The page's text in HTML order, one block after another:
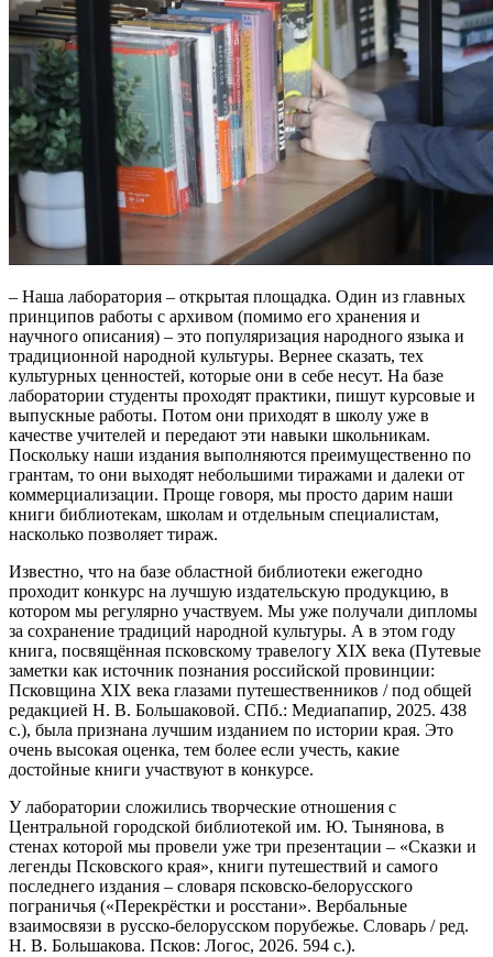
– Наша лаборатория – открытая площадка. Один из главных
принципов работы с архивом (помимо его хранения и
научного описания) – это популяризация народного языка и
традиционной народной культуры. Вернее сказать, тех
культурных ценностей, которые они в себе несут. На базе
лаборатории студенты проходят практики, пишут курсовые и
выпускные работы. Потом они приходят в школу уже в
качестве учителей и передают эти навыки школьникам.
Поскольку наши издания выполняются преимущественно по
грантам, то они выходят небольшими тиражами и далеки от
коммерциализации. Проще говоря, мы просто дарим наши
книги библиотекам, школам и отдельным специалистам,
насколько позволяет тираж.
Известно, что на базе областной библиотеки ежегодно
проходит конкурс на лучшую издательскую продукцию, в
котором мы регулярно участвуем. Мы уже получали дипломы
за сохранение традиций народной культуры. А в этом году
книга, посвящённая псковскому травелогу XIX века (Путевые
заметки как источник познания российской провинции:
Псковщина XIX века глазами путешественников / под общей
редакцией Н. В. Большаковой. СПб.: Медиапапир, 2025. 438
с.), была признана лучшим изданием по истории края. Это
очень высокая оценка, тем более если учесть, какие
достойные книги участвуют в конкурсе.
У лаборатории сложились творческие отношения с
Центральной городской библиотекой им. Ю. Тынянова, в
стенах которой мы провели уже три презентации – «Сказки и
легенды Псковского края», книги путешествий и самого
последнего издания – словаря псковско-белорусского
пограничья («Перекрёстки и росстани». Вербальные
взаимосвязи в русско-белорусском порубежье. Словарь / ред.
Н. В. Большакова. Псков: Логос, 2026. 594 с.).